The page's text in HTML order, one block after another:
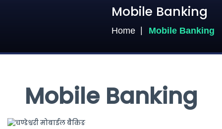
Mobile Banking
Home Mobile Banking
Mobile Banking